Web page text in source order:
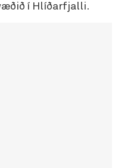
í Hlíðarfjalli.